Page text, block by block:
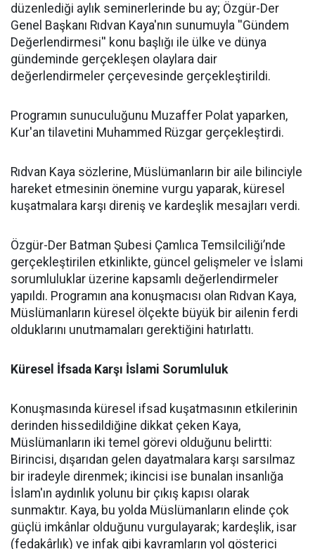
düzenlediği aylık seminerlerinde bu ay; Özgür-Der
Genel Başkanı Rıdvan Kaya'nın sunumuyla ''Gündem
Değerlendirmesi'' konu başlığı ile ülke ve dünya
gündeminde gerçekleşen olaylara dair
değerlendirmeler çerçevesinde gerçekleştirildi.
Programın sunuculuğunu Muzaffer Polat yaparken,
Kur'an tilavetini Muhammed Rüzgar gerçekleştirdi.
Rıdvan Kaya sözlerine, Müslümanların bir aile bilinciyle
hareket etmesinin önemine vurgu yaparak, küresel
kuşatmalara karşı direniş ve kardeşlik mesajları verdi.
Özgür-Der Batman Şubesi Çamlıca Temsilciliği’nde
gerçekleştirilen etkinlikte, güncel gelişmeler ve İslami
sorumluluklar üzerine kapsamlı değerlendirmeler
yapıldı. Programın ana konuşmacısı olan Rıdvan Kaya,
Müslümanların küresel ölçekte büyük bir ailenin ferdi
olduklarını unutmamaları gerektiğini hatırlattı.
Küresel İfsada Karşı İslami Sorumluluk
Konuşmasında küresel ifsad kuşatmasının etkilerinin
derinden hissedildiğine dikkat çeken Kaya,
Müslümanların iki temel görevi olduğunu belirtti:
Birincisi, dışarıdan gelen dayatmalara karşı sarsılmaz
bir iradeyle direnmek; ikincisi ise bunalan insanlığa
İslam'ın aydınlık yolunu bir çıkış kapısı olarak
sunmaktır. Kaya, bu yolda Müslümanların elinde çok
güçlü imkânlar olduğunu vurgulayarak; kardeşlik, isar
(fedakârlık) ve infak gibi kavramların yol gösterici